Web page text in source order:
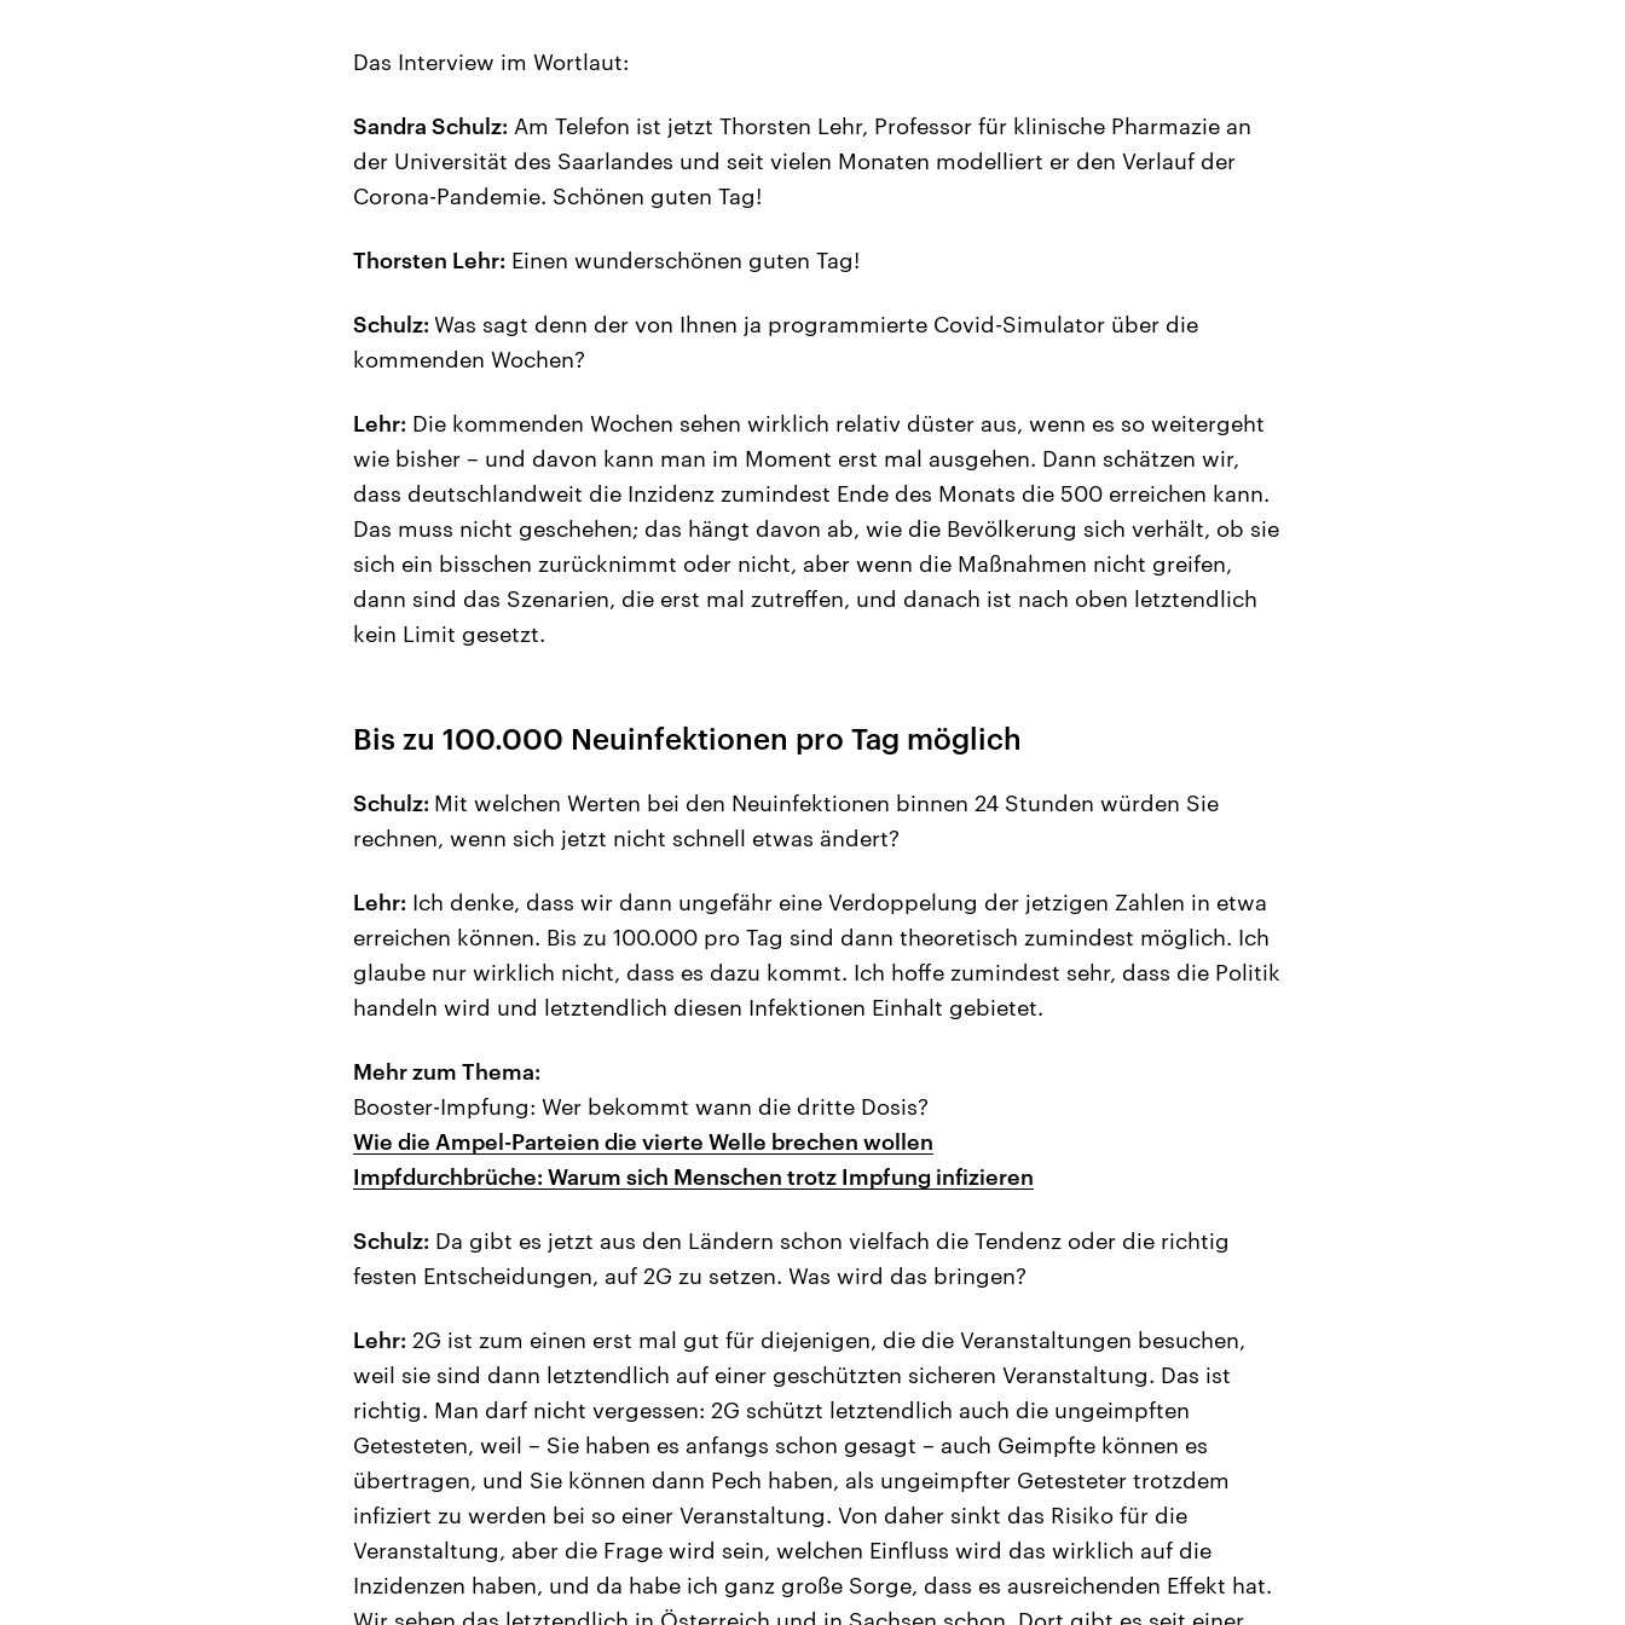
Das Interview im Wortlaut:
Sandra Schulz: Am Telefon ist jetzt Thorsten Lehr, Professor für klinische Pharmazie an
der Universität des Saarlandes und seit vielen Monaten modelliert er den Verlauf der
Corona-Pandemie. Schönen guten Tag!
Thorsten Lehr: Einen wunderschönen guten Tag!
Schulz: Was sagt denn der von Ihnen ja programmierte Covid-Simulator über die
kommenden Wochen?
Lehr: Die kommenden Wochen sehen wirklich relativ düster aus, wenn es so weitergeht
wie bisher – und davon kann man im Moment erst mal ausgehen. Dann schätzen wir,
dass deutschlandweit die Inzidenz zumindest Ende des Monats die 500 erreichen kann.
Das muss nicht geschehen; das hängt davon ab, wie die Bevölkerung sich verhält, ob sie
sich ein bisschen zurücknimmt oder nicht, aber wenn die Maßnahmen nicht greifen,
dann sind das Szenarien, die erst mal zutreffen, und danach ist nach oben letztendlich
kein Limit gesetzt.
Bis zu 100.000 Neuinfektionen pro Tag möglich
Schulz: Mit welchen Werten bei den Neuinfektionen binnen 24 Stunden würden Sie
rechnen, wenn sich jetzt nicht schnell etwas ändert?
Lehr: Ich denke, dass wir dann ungefähr eine Verdoppelung der jetzigen Zahlen in etwa
erreichen können. Bis zu 100.000 pro Tag sind dann theoretisch zumindest möglich. Ich
glaube nur wirklich nicht, dass es dazu kommt. Ich hoffe zumindest sehr, dass die Politik
handeln wird und letztendlich diesen Infektionen Einhalt gebietet.
Mehr zum Thema:
Booster-Impfung: Wer bekommt wann die dritte Dosis?
Wie die Ampel-Parteien die vierte Welle brechen wollen
Impfdurchbrüche: Warum sich Menschen trotz Impfung infizieren
Schulz: Da gibt es jetzt aus den Ländern schon vielfach die Tendenz oder die richtig
festen Entscheidungen, auf 2G zu setzen. Was wird das bringen?
Lehr: 2G ist zum einen erst mal gut für diejenigen, die die Veranstaltungen besuchen,
weil sie sind dann letztendlich auf einer geschützten sicheren Veranstaltung. Das ist
richtig. Man darf nicht vergessen: 2G schützt letztendlich auch die ungeimpften
Getesteten, weil – Sie haben es anfangs schon gesagt – auch Geimpfte können es
übertragen, und Sie können dann Pech haben, als ungeimpfter Getesteter trotzdem
infiziert zu werden bei so einer Veranstaltung. Von daher sinkt das Risiko für die
Veranstaltung, aber die Frage wird sein, welchen Einfluss wird das wirklich auf die
Inzidenzen haben, und da habe ich ganz große Sorge, dass es ausreichenden Effekt hat.